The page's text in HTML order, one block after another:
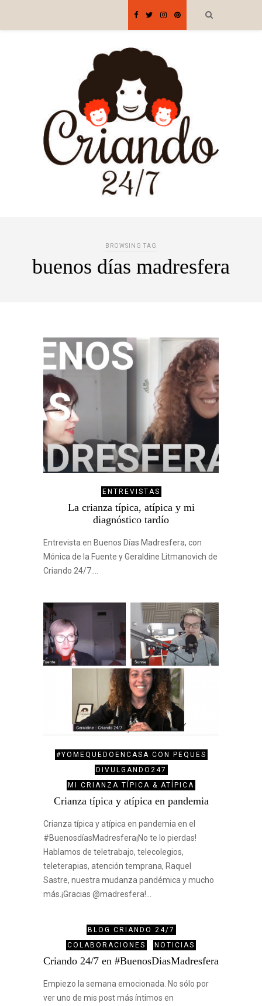
BROWSING TAG
buenos días madresfera
ENTREVISTAS
La crianza típica, atípica y mi
diagnóstico tardío
Entrevista en Buenos Días Madresfera, con
Mónica de la Fuente y Geraldine Litmanovich de
Criando 24/7.…
#YOMEQUEDOENCASA CON PEQUES
DIVULGANDO247
MI CRIANZA TÍPICA & ATÍPICA
Crianza típica y atípica en pandemia
Crianza típica y atípica en pandemia en el
#BuenosdíasMadresfera¡No te lo pierdas!
Hablamos de teletrabajo, telecolegios,
teleterapias, atención temprana, Raquel
Sastre, nuestra mudanza pandémica y mucho
más.¡Gracias @madresfera!…
BLOG CRIANDO 24/7
COLABORACIONES
NOTICIAS
Criando 24/7 en #BuenosDiasMadresfera
Empiezo la semana emocionada. No sólo por
ver uno de mis post más íntimos en